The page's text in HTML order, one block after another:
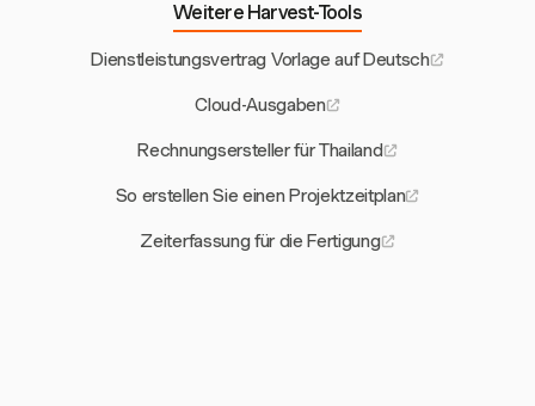
Weitere Harvest-Tools
Dienstleistungsvertrag Vorlage auf Deutsch
Cloud-Ausgaben
Rechnungsersteller für Thailand
So erstellen Sie einen Projektzeitplan
Zeiterfassung für die Fertigung